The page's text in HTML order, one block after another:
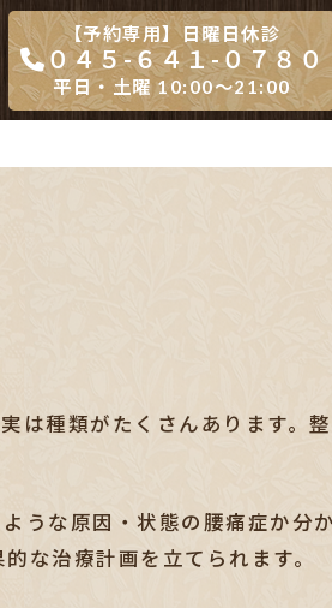
【予約専用】日曜日休診
０４５-６４１-０７８０
平日・土曜 10:00～21:00
は種類がたくさんあります。
うな原因・状態の腰痛症か分か
な治療計画を立てられます。